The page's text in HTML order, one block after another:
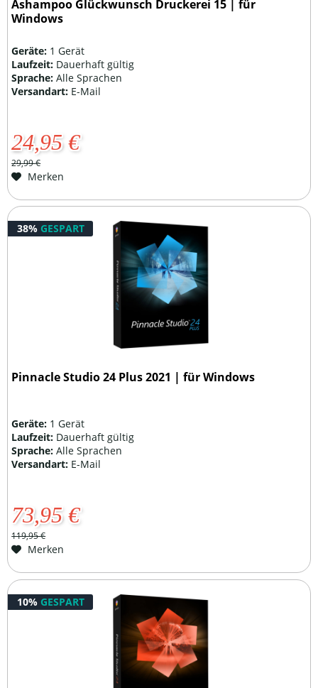
Ashampoo Glückwunsch Druckerei 15 | für
Windows
Geräte: 1 Gerät
Laufzeit: Dauerhaft gültig
Sprache:Alle Sprachen
Versandart: E-Mail
24,95 €
29,99 €
Merken
38% GESPART
Pinnacle Studio 24 Plus 2021 | für Windows
Geräte: 1 Gerät
Laufzeit: Dauerhaft gültig
Sprache:Alle Sprachen
Versandart: E-Mail
73,95 €
119,95 €
Merken
10% GESPART